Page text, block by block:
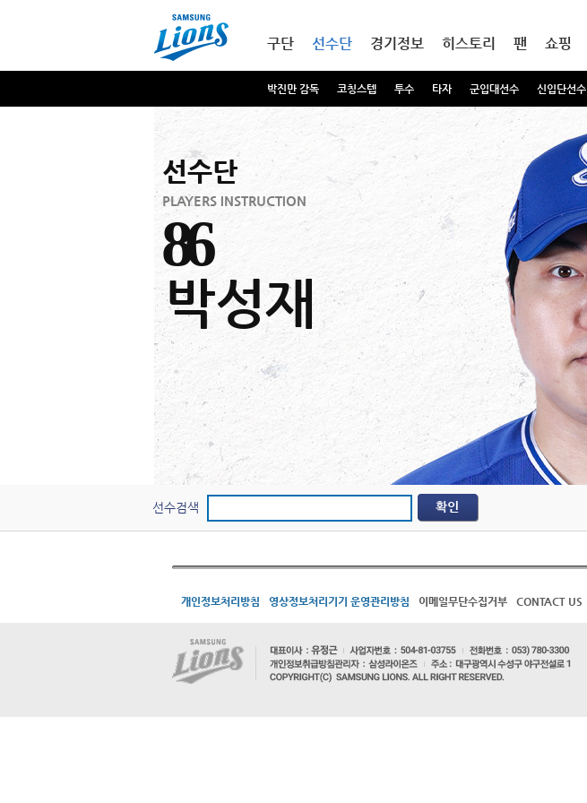
구단 선수단
박진만 감독 코칭스텝 투수 타자 군입대선수 신입단선수
경기정보 히스토리 팬 쇼핑
선수단
PLAYERS INSTRUCTION
86
박성재
선수검색
개인정보처리방침 영상정보처리기기 운영관리방침 이메일무단수집거부 CONTACT US